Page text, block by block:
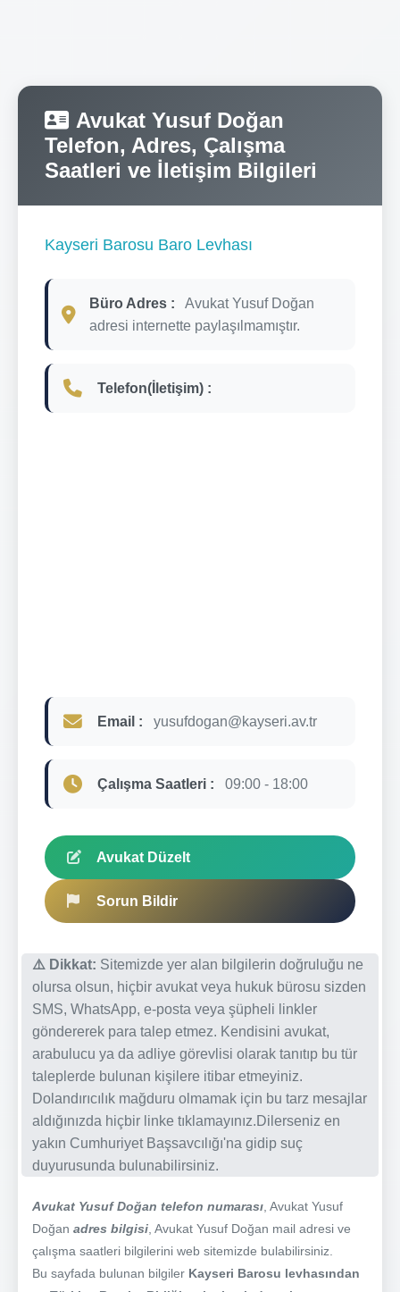
Avukat Yusuf Doğan
Telefon, Adres, Çalışma
Saatleri ve İletişim Bilgileri
Kayseri Barosu Baro Levhası
Büro Adres :
Avukat Yusuf Doğan
adresi internette paylaşılmamıştır.
Telefon(İletişim) :
Email : yusufdogan@kayseri.av.tr
Çalışma Saatleri : 09:00 - 18:00
Avukat Düzelt
Sorun Bildir
⚠️ Dikkat: Sitemizde yer alan bilgilerin doğruluğu ne
olursa olsun, hiçbir avukat veya hukuk bürosu sizden
SMS, WhatsApp, e-posta veya şüpheli linkler
göndererek para talep etmez. Kendisini avukat,
arabulucu ya da adliye görevlisi olarak tanıtıp bu tür
taleplerde bulunan kişilere itibar etmeyiniz.
Dolandırıcılık mağduru olmamak için bu tarz mesajlar
aldığınızda hiçbir linke tıklamayınız.Dilerseniz en
yakın Cumhuriyet Başsavcılığı'na gidip suç
duyurusunda bulunabilirsiniz.
Avukat Yusuf Doğan telefon numarası , Avukat Yusuf
Doğan adres bilgisi , Avukat Yusuf Doğan mail adresi ve
çalışma saatleri bilgilerini web sitemizde bulabilirsiniz.
Bu sayfada bulunan bilgiler Kayseri Barosu levhasından